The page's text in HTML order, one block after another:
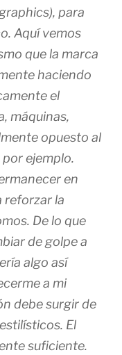
para
Aquí vemos
que la marca
haciendo
el
máquinas,
opuesto al
ejemplo.
en
reforzar la
De lo que
de golpe a
algo así
a mi
debe surgir de
El
suficiente.